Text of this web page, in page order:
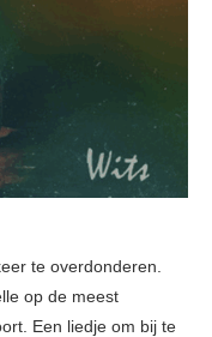
te overdonderen.
op de meest
Een liedje om bij te